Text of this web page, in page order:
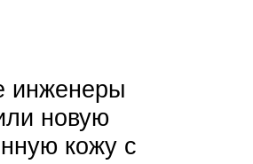
инженеры
новую
кожу с